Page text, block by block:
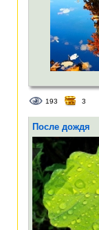
193 3
После дождя